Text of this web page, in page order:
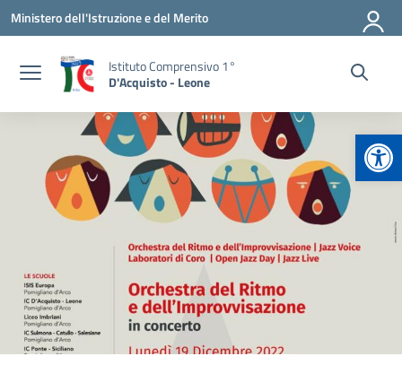
Vai ai contenuti
Vai al menu di navigazione
Vai al footer
Ministero dell'Istruzione e del Merito
Istituto Comprensivo 1°
D'Acquisto - Leone